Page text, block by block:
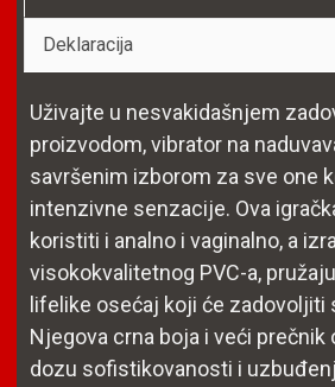
Deklaracija
Uživajte u nesvakidašnjem
proizvodom, vibrator na
savršenim izborom za sve one
intenzivne senzacije. Ova
koristiti i analno i vaginalno, a
visokokvalitetnog PVC-a,
lifelike osećaj koji će zadovoljiti
Njegova crna boja i veći prečnik
dozu sofistikovanosti i